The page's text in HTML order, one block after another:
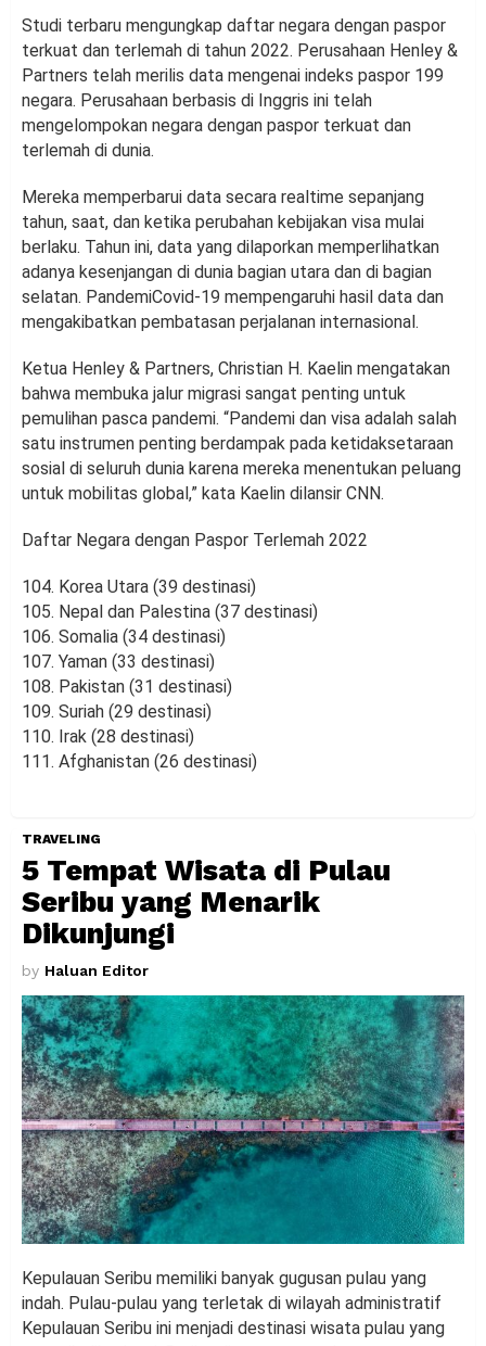
Studi terbaru mengungkap daftar negara dengan paspor
terkuat dan terlemah di tahun 2022. Perusahaan Henley &
Partners telah merilis data mengenai indeks paspor 199
negara. Perusahaan berbasis di Inggris ini telah
mengelompokan negara dengan paspor terkuat dan
terlemah di dunia.
Mereka memperbarui data secara realtime sepanjang
tahun, saat, dan ketika perubahan kebijakan visa mulai
berlaku. Tahun ini, data yang dilaporkan memperlihatkan
adanya kesenjangan di dunia bagian utara dan di bagian
selatan. PandemiCovid-19 mempengaruhi hasil data dan
mengakibatkan pembatasan perjalanan internasional.
Ketua Henley & Partners, Christian H. Kaelin mengatakan
bahwa membuka jalur migrasi sangat penting untuk
pemulihan pasca pandemi. “Pandemi dan visa adalah salah
satu instrumen penting berdampak pada ketidaksetaraan
sosial di seluruh dunia karena mereka menentukan peluang
untuk mobilitas global,” kata Kaelin dilansir CNN.
Daftar Negara dengan Paspor Terlemah 2022
104. Korea Utara (39 destinasi)
105. Nepal dan Palestina (37 destinasi)
106. Somalia (34 destinasi)
107. Yaman (33 destinasi)
108. Pakistan (31 destinasi)
109. Suriah (29 destinasi)
110. Irak (28 destinasi)
111. Afghanistan (26 destinasi)
TRAVELING
5 Tempat Wisata di Pulau
Seribu yang Menarik
Dikunjungi
by Haluan Editor
Kepulauan Seribu memiliki banyak gugusan pulau yang
indah. Pulau-pulau yang terletak di wilayah administratif
Kepulauan Seribu ini menjadi destinasi wisata pulau yang